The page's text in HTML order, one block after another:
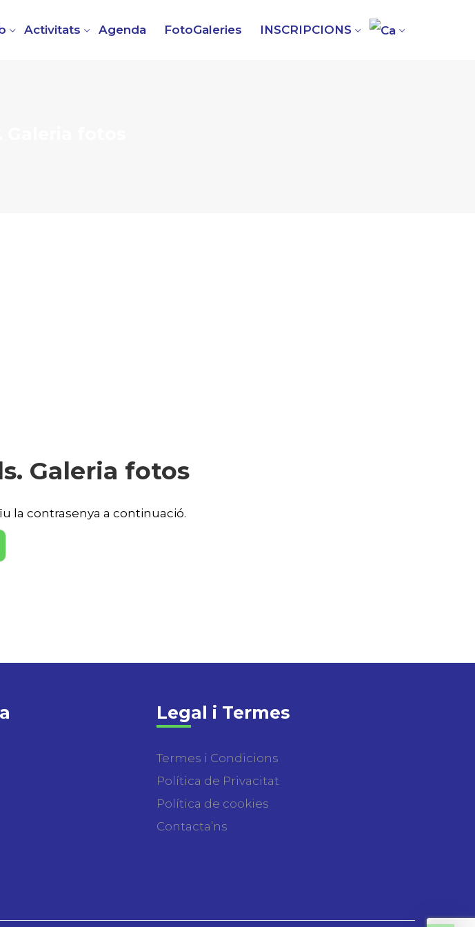
Activitats Agenda FotoGaleries INSCRIPCIONS
Galeria fotos
la contrasenya a continuació.
Legal i Termes
Termes i Condicions
Política de Privacitat
Política de cookies
Contacta’ns